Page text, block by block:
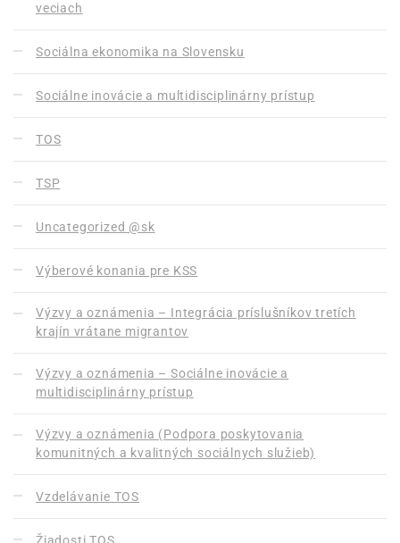
veciach
Sociálna ekonomika na Slovensku
Sociálne inovácie a multidisciplinárny prístup
TOS
TSP
Uncategorized @sk
Výberové konania pre KSS
Výzvy a oznámenia – Integrácia príslušníkov tretích
krajín vrátane migrantov
Výzvy a oznámenia – Sociálne inovácie a
multidisciplinárny prístup
Výzvy a oznámenia (Podpora poskytovania
komunitných a kvalitných sociálnych služieb)
Vzdelávanie TOS